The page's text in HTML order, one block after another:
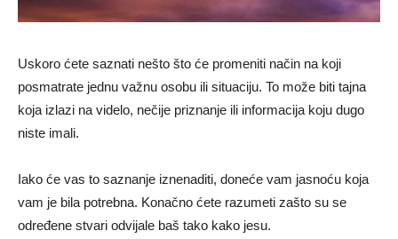
Uskoro ćete saznati nešto što će promeniti način na koji
posmatrate jednu važnu osobu ili situaciju. To može biti tajna
koja izlazi na videlo, nečije priznanje ili informacija koju dugo
niste imali.
Iako će vas to saznanje iznenaditi, doneće vam jasnoću koja
vam je bila potrebna. Konačno ćete razumeti zašto su se
određene stvari odvijale baš tako kako jesu.